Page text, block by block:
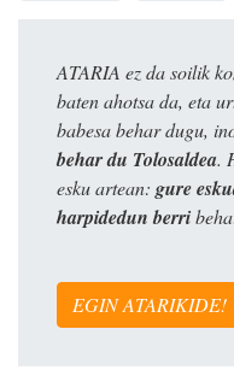
ATARIA ez da soilik
baten ahotsa da, eta
babesa behar dugu,
behar du Tolosaldea.
esku artean: gure
harpidedun berri
EGIN ATARIKIDE!